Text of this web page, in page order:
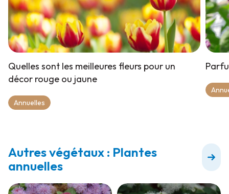
Quelles sont les meilleures fleurs pour un
décor rouge ou jaune
Annuelles
Autres végétaux : Plantes
annuelles